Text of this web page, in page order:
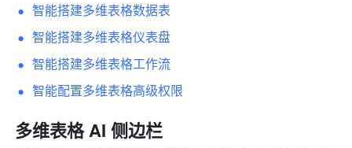
智能搭建多维表格数据表
智能搭建多维表格仪表盘
智能搭建多维表格工作流
智能配置多维表格高级权限
多维表格 AI 侧边栏